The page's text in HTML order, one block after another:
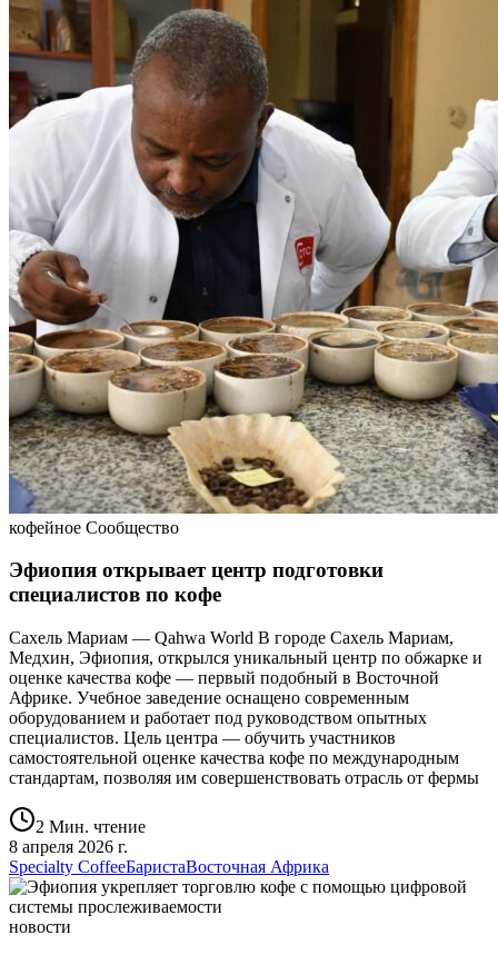
кофейное Сообщество
Эфиопия открывает центр подготовки
специалистов по кофе
Сахель Мариам — Qahwa World В городе Сахель Мариам,
Медхин, Эфиопия, открылся уникальный центр по обжарке и
оценке качества кофе — первый подобный в Восточной
Африке. Учебное заведение оснащено современным
оборудованием и работает под руководством опытных
специалистов. Цель центра — обучить участников
самостоятельной оценке качества кофе по международным
стандартам, позволяя им совершенствовать отрасль от фермы
2 Мин. чтение
8 апреля 2026 г.
Specialty CoffeeБаристаВосточная Африка
новости